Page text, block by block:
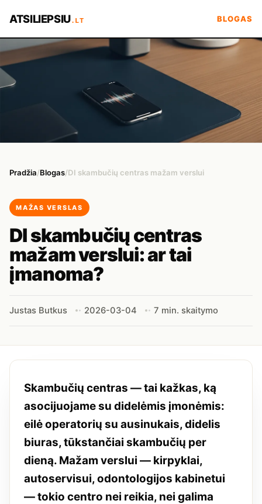
ATSILIEPSIU.LT BLOGAS
Pradžia/Blogas/DI skambučių centras mažam verslui
MAŽAS VERSLAS
DI skambučių centras
mažam verslui: ar tai
įmanoma?
Justas Butkus 2026-03-04 7 min. skaitymo
Skambučių centras — tai kažkas, ką
asocijuojame su didelėmis įmonėmis:
eilė operatorių su ausinukais, didelis
biuras, tūkstančiai skambučių per
dieną. Mažam verslui — kirpyklai,
autoservisui, odontologijos kabinetui
— tokio centro nei reikia, nei galima